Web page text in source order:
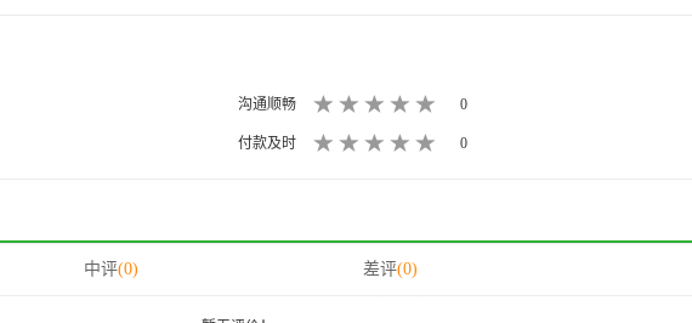
沟通顺畅 0
付款及时 0
中评(0) 差评(0)